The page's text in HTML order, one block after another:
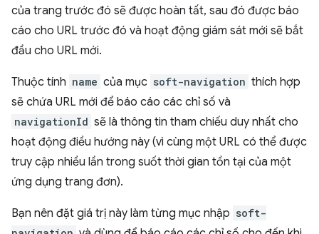
của trang trước đó sẽ được hoàn tất, sau đó được báo
cáo cho URL trước đó và hoạt động giám sát mới sẽ bắt
đầu cho URL mới.
Thuộc tính name của mục soft-navigation thích hợp
sẽ chứa URL mới để báo cáo các chỉ số và
navigationId sẽ là thông tin tham chiếu duy nhất cho
hoạt động điều hướng này (vì cùng một URL có thể được
truy cập nhiều lần trong suốt thời gian tồn tại của một
ứng dụng trang đơn).
Bạn nên đặt giá trị này làm từng mục nhập soft-